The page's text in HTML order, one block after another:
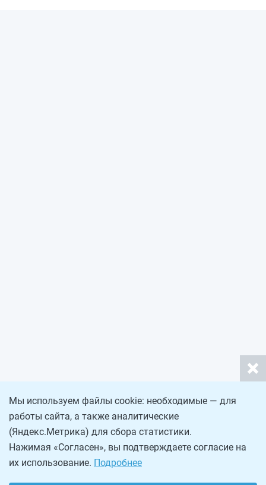
Мы используем файлы cookie: необходимые — для
работы сайта, а также аналитические
(Яндекс.Метрика) для сбора статистики.
Нажимая «Согласен», вы подтверждаете согласие на
их использование. Подробнее